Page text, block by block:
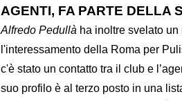
AGENTI, FA PARTE DELLA
Alfredo Pedullà ha inoltre svelato
l'interessamento della Roma per
c'è stato un contatto tra il club e
suo profilo è al terzo posto in una